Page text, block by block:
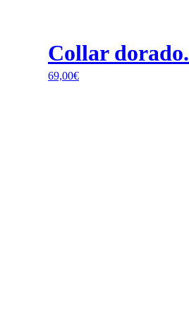
Collar dorado.
69,00€